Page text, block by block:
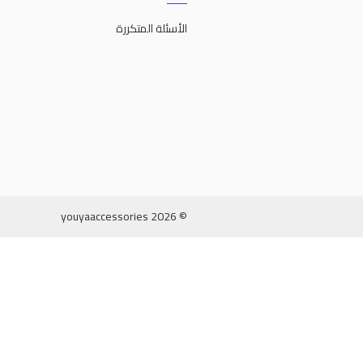
الأسئلة المتكررة
© 2026 youyaaccessories